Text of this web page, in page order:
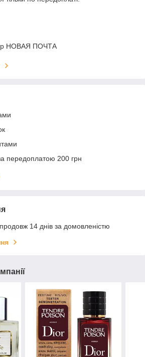
НОВАЯ ПОЧТА
передоплатою 200 грн
14 днів за домовленістю